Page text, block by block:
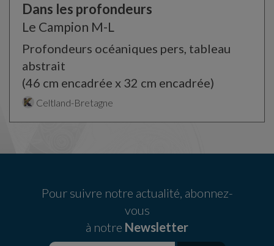
Dans les profondeurs
Le Campion M-L
Profondeurs océaniques pers, tableau
abstrait
(46 cm encadrée x 32 cm encadrée)
Celtland-Bretagne
Pour suivre notre actualité, abonnez-
vous
à notre Newsletter